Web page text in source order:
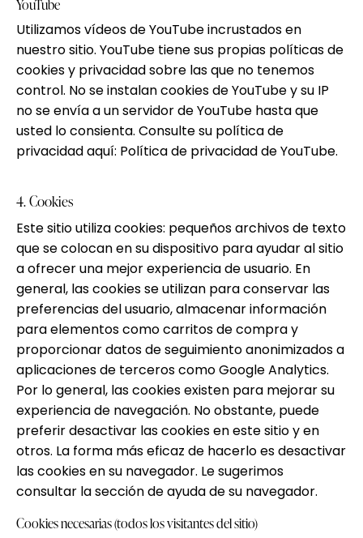
YouTube
Utilizamos vídeos de YouTube incrustados en
nuestro sitio. YouTube tiene sus propias políticas de
cookies y privacidad sobre las que no tenemos
control. No se instalan cookies de YouTube y su IP
no se envía a un servidor de YouTube hasta que
usted lo consienta. Consulte su política de
privacidad aquí: Política de privacidad de YouTube.
4. Cookies
Este sitio utiliza cookies: pequeños archivos de texto
que se colocan en su dispositivo para ayudar al sitio
a ofrecer una mejor experiencia de usuario. En
general, las cookies se utilizan para conservar las
preferencias del usuario, almacenar información
para elementos como carritos de compra y
proporcionar datos de seguimiento anonimizados a
aplicaciones de terceros como Google Analytics.
Por lo general, las cookies existen para mejorar su
experiencia de navegación. No obstante, puede
preferir desactivar las cookies en este sitio y en
otros. La forma más eficaz de hacerlo es desactivar
las cookies en su navegador. Le sugerimos
consultar la sección de ayuda de su navegador.
Cookies necesarias (todos los visitantes del sitio)